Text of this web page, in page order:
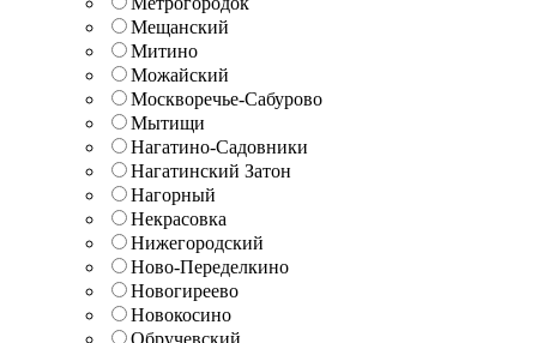
Мещанский
Митино
Можайский
Москворечье-Сабурово
Мытищи
Нагатино-Садовники
Нагатинский Затон
Нагорный
Некрасовка
Нижегородский
Ново-Переделкино
Новогиреево
Новокосино
Обручевский